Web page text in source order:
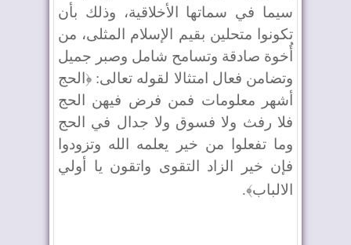
سيما في سماتها الأخلاقية، وذلك بأن
تكونوا متحلين بقيم الإسلام المثلى، من
أُخوة صادقة وتسامح شامل وصبر جميل
وتضامن فعال امتثالا لقوله تعالى: ﴿الحج
أشهر معلومات فمن فرض فيهن الحج
فلا رفث ولا فسوق ولا جدال في الحج
وما تفعلوا من خير يعلمه الله وتزودوا
فإن خير الزاد التقوى واتقون يا أولي
الالباب﴾.